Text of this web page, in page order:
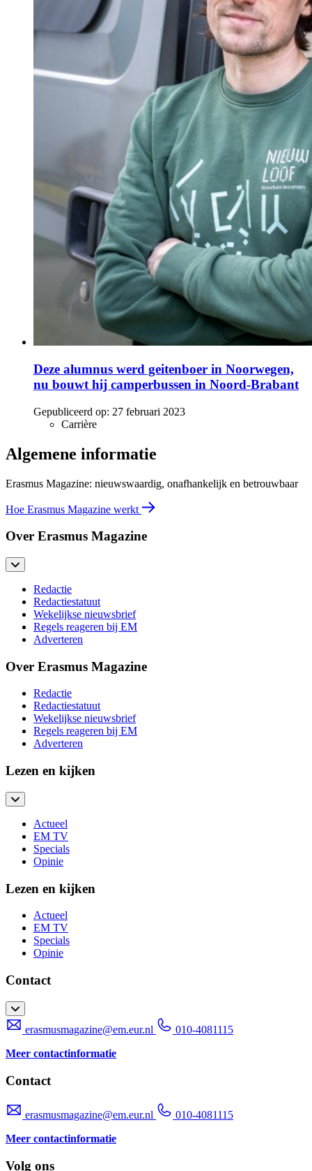
Deze alumnus werd geitenboer in Noorwegen,
nu bouwt hij camperbussen in Noord-Brabant
Gepubliceerd op: 27 februari 2023
Carrière
Algemene informatie
Erasmus Magazine: nieuwswaardig, onafhankelijk en betrouwbaar
Hoe Erasmus Magazine werkt
Over Erasmus Magazine
Redactie
Redactiestatuut
Wekelijkse nieuwsbrief
Regels reageren bij EM
Adverteren
Over Erasmus Magazine
Redactie
Redactiestatuut
Wekelijkse nieuwsbrief
Regels reageren bij EM
Adverteren
Lezen en kijken
Actueel
EM TV
Specials
Opinie
Lezen en kijken
Actueel
EM TV
Specials
Opinie
Contact
erasmusmagazine@em.eur.nl
010-4081115
Meer contactinformatie
Contact
erasmusmagazine@em.eur.nl
010-4081115
Meer contactinformatie
Volg ons